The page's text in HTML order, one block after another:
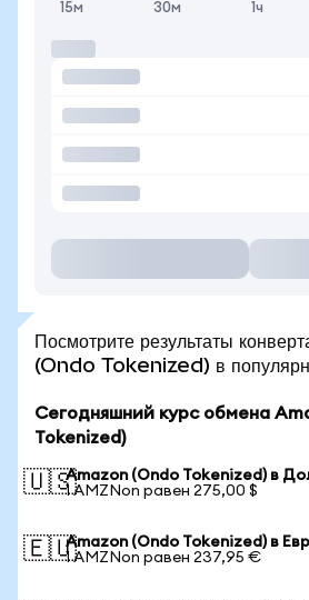
15м 30м 1ч
Посмотрите результаты
(Ondo Tokenized) в
Сегодняшний курс обмена
Tokenized)
🇺🇸Amazon (Ondo Tokenized) в
1 AMZNon равен 275,00 $
🇪🇺Amazon (Ondo Tokenized) в
1 AMZNon равен 237,95 €